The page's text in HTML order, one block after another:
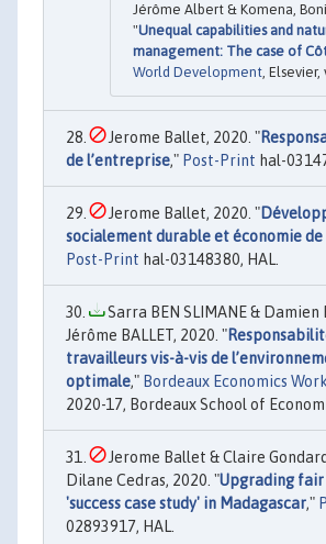
Jérôme Albert & Komena,
"Unequal capabilities and
management: The case of
World Development, Elsevier,
Jerome Ballet, 2020. "
de l’entreprise," Post-Print hal-
Jerome Ballet, 2020. "
socialement durable et économie
Post-Print hal-03148380, HAL.
Sarra BEN SLIMANE & Damien
Jérôme BALLET, 2020. "
travailleurs vis-à-vis de
optimale," Bordeaux Economics
2020-17, Bordeaux School of
Jerome Ballet & Claire
Dilane Cedras, 2020. "Upgrading fair
'success case study' in Madagascar,"
02893917, HAL.